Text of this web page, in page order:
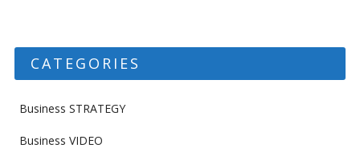
CATEGORIES
Business STRATEGY
Business VIDEO